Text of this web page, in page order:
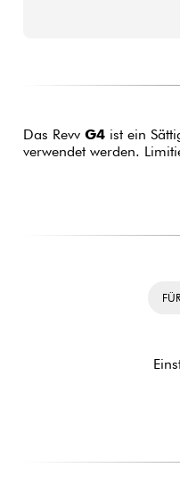
Das Revv G4ist ein
verwendet werden.